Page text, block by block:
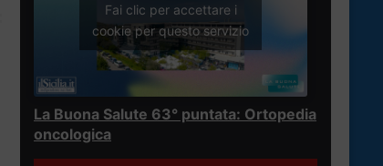
Fai clic per accettare i
cookie per questo servizio
La Buona Salute 63° puntata: Ortopedia
oncologica